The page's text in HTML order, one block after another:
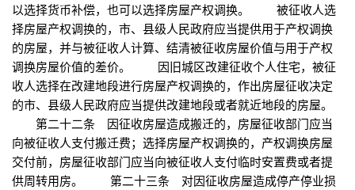
以选择货币补偿，也可以选择房屋产权调换。 被征收人选
择房屋产权调换的，市、县级人民政府应当提供用于产权调换
的房屋，并与被征收人计算、结清被征收房屋价值与用于产权
调换房屋价值的差价。 因旧城区改建征收个人住宅，被征
收人选择在改建地段进行房屋产权调换的，作出房屋征收决定
的市、县级人民政府应当提供改建地段或者就近地段的房屋。
第二十二条 因征收房屋造成搬迁的，房屋征收部门应当
向被征收人支付搬迁费；选择房屋产权调换的，产权调换房屋
交付前，房屋征收部门应当向被征收人支付临时安置费或者提
供周转用房。 第二十三条 对因征收房屋造成停产停业损